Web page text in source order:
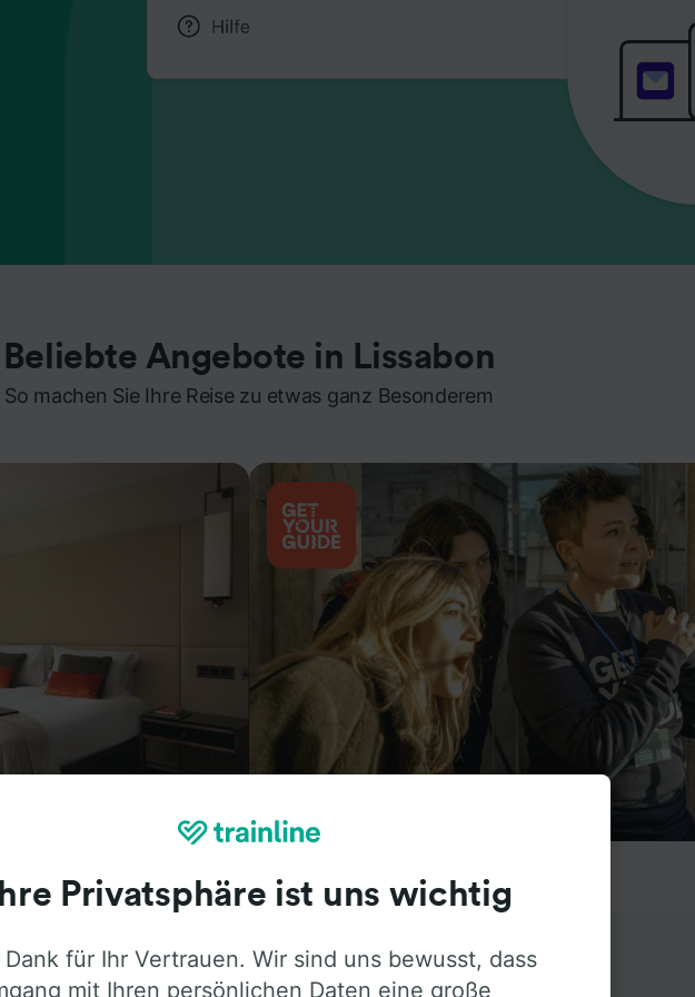
Beliebte Angebote in Lissabon
So machen Sie Ihre Reise zu etwas ganz Besonderem
ehrliche Meinung von Trainline-Nutzern
Ihre Privatsphäre ist uns wichtig
für Ihr Vertrauen. Wir sind uns bewusst, dass
mit Ihren persönlichen Daten eine große